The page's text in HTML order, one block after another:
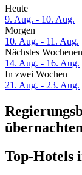
Heute
9. Aug. - 10. Aug.
Morgen
10. Aug. - 11. Aug.
Nächstes
14. Aug. - 16. Aug.
In zwei Wochen
21. Aug. - 23. Aug.
Top-Hotels